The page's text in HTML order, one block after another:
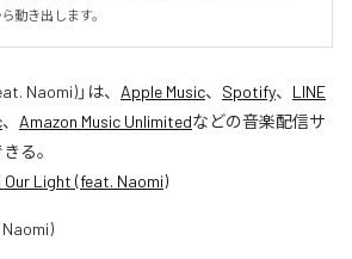
動き出します。
Naomi)」は、 Apple Music、 Spotify、 LINE
、 Amazon Music Unlimitedなどの音楽配信サ
る。
Our Light (feat. Naomi)